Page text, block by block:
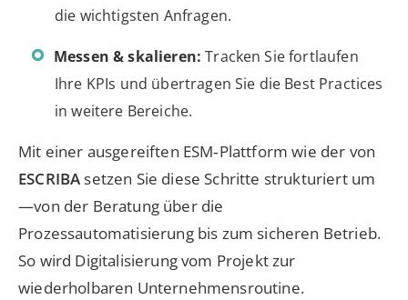
die wichtigsten Anfragen.
Messen & skalieren: Tracken Sie fortlaufen
Ihre KPIs und übertragen Sie die Best Practices
in weitere Bereiche.
Mit einer ausgereiften ESM‑Plattform wie der von
ESCRIBAsetzen Sie diese Schritte strukturiert um
—von der Beratung über die
Prozessautomatisierung bis zum sicheren Betrieb.
So wird Digitalisierung vom Projekt zur
wiederholbaren Unternehmensroutine.